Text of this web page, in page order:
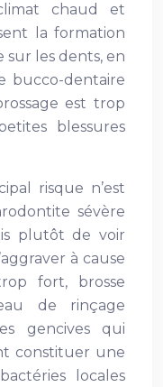
chaud et
la formation
sur les dents, en
bucco-dentaire
est trop
blessures
risque n’est
sévère
plutôt de voir
à cause
fort, brosse
de rinçage
gencives qui
constituer une
locales